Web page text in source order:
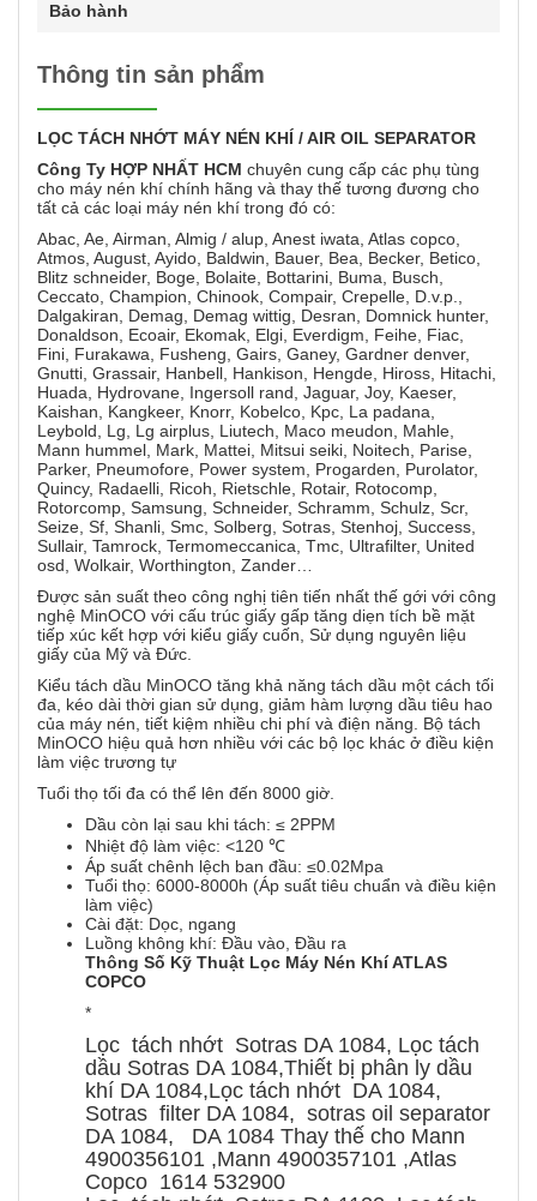
Bảo hành
Thông tin sản phẩm
LỌC TÁCH NHỚT MÁY NÉN KHÍ / AIR OIL SEPARATOR
Công Ty HỢP NHẤT HCM chuyên cung cấp các phụ tùng
cho máy nén khí chính hãng và thay thế tương đương cho
tất cả các loại máy nén khí trong đó có:
Abac, Ae, Airman, Almig / alup, Anest iwata, Atlas copco,
Atmos, August, Ayido, Baldwin, Bauer, Bea, Becker, Betico,
Blitz schneider, Boge, Bolaite, Bottarini, Buma, Busch,
Ceccato, Champion, Chinook, Compair, Crepelle, D.v.p.,
Dalgakiran, Demag, Demag wittig, Desran, Domnick hunter,
Donaldson, Ecoair, Ekomak, Elgi, Everdigm, Feihe, Fiac,
Fini, Furakawa, Fusheng, Gairs, Ganey, Gardner denver,
Gnutti, Grassair, Hanbell, Hankison, Hengde, Hiross, Hitachi,
Huada, Hydrovane, Ingersoll rand, Jaguar, Joy, Kaeser,
Kaishan, Kangkeer, Knorr, Kobelco, Kpc, La padana,
Leybold, Lg, Lg airplus, Liutech, Maco meudon, Mahle,
Mann hummel, Mark, Mattei, Mitsui seiki, Noitech, Parise,
Parker, Pneumofore, Power system, Progarden, Purolator,
Quincy, Radaelli, Ricoh, Rietschle, Rotair, Rotocomp,
Rotorcomp, Samsung, Schneider, Schramm, Schulz, Scr,
Seize, Sf, Shanli, Smc, Solberg, Sotras, Stenhoj, Success,
Sullair, Tamrock, Termomeccanica, Tmc, Ultrafilter, United
osd, Wolkair, Worthington, Zander…
Được sản suất theo công nghị tiên tiến nhất thế gới với công
nghệ MinOCO với cấu trúc giấy gấp tăng diẹn tích bề mặt
tiếp xúc kết hợp với kiểu giấy cuốn, Sử dụng nguyên liệu
giấy của Mỹ và Đức.
Kiểu tách dầu MinOCO tăng khả năng tách dầu một cách tối
đa, kéo dài thời gian sử dụng, giảm hàm lượng dầu tiêu hao
của máy nén, tiết kiệm nhiều chi phí và điện năng. Bộ tách
MinOCO hiệu quả hơn nhiều với các bộ lọc khác ở điều kiện
làm việc trương tự
Tuổi thọ tối đa có thể lên đến 8000 giờ.
Dầu còn lại sau khi tách: ≤ 2PPM
Nhiệt độ làm việc: <120 ℃
Áp suất chênh lệch ban đầu: ≤0.02Mpa
Tuổi thọ: 6000-8000h (Áp suất tiêu chuẩn và điều kiện
làm việc)
Cài đặt: Dọc, ngang
Luồng không khí: Đầu vào, Đầu ra
Thông Số Kỹ Thuật Lọc Máy Nén Khí ATLAS
COPCO
*
Lọc tách nhớt Sotras DA 1084, Lọc tách
dầu Sotras DA 1084,Thiết bị phân ly dầu
khí DA 1084,Lọc tách nhớt DA 1084,
Sotras filter DA 1084, sotras oil separator
DA 1084, DA 1084 Thay thế cho Mann
4900356101 ,Mann 4900357101 ,Atlas
Copco 1614 532900